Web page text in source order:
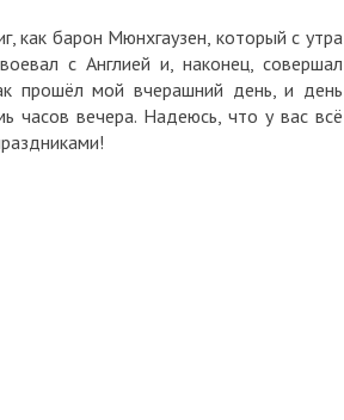
как барон Мюнхгаузен, который с утра
с Англией и, наконец, совершал
прошёл мой вчерашний день, и день
часов вечера. Надеюсь, что у вас всё